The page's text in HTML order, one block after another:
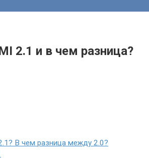
2.1 и в чем разница?
В чем разница между 2.0?